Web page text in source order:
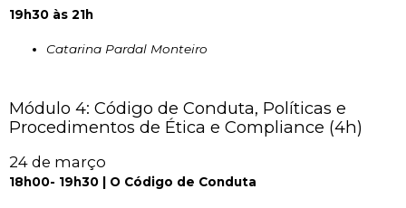
19h30 às 21h
Catarina Pardal Monteiro
Módulo 4: Código de Conduta, Políticas e
Procedimentos de Ética e Compliance (4h)
24 de março
18h00- 19h30 | O Código de Conduta